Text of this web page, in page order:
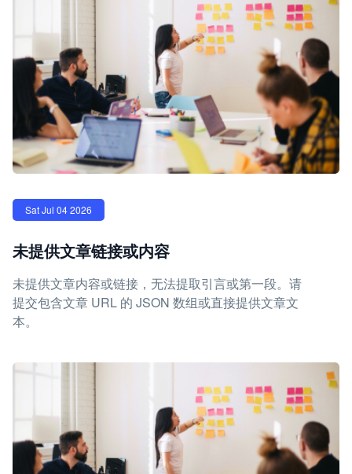
Sat Jul 04 2026
未提供文章链接或内容
未提供文章内容或链接，无法提取引言或第一段。请
提交包含文章 URL 的 JSON 数组或直接提供文章文
本。